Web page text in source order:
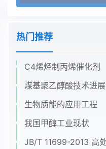
热门推荐
C4烯烃制丙烯催化剂
煤基聚乙醇酸技术进展
生物质能的应用工程
我国甲醇工业现状